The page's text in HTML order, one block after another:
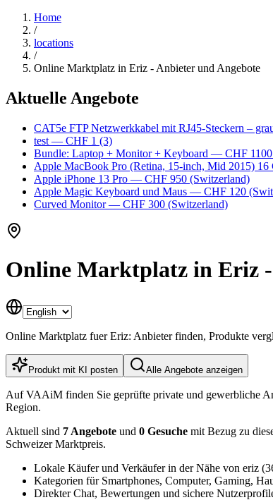
Home
/
locations
/
Online Marktplatz in Eriz - Anbieter und Angebote
Aktuelle Angebote
CAT5e FTP Netzwerkkabel mit RJ45-Steckern –
test — CHF 1 (3)
Bundle: Laptop + Monitor + Keyboard — CHF 1100
Apple MacBook Pro (Retina, 15-inch, Mid 2015)
Apple iPhone 13 Pro — CHF 950 (Switzerland)
Apple Magic Keyboard und Maus — CHF 120
Curved Monitor— CHF 300 (Switzerland)
Online Marktplatz in Eriz
Online Marktplatz fuer Eriz: Anbieter finden, Produkte
Produkt mit KI posten Alle Angebote anzeigen
Auf VAAiM finden Sie geprüfte private und gewerbliche
Region.
Aktuell sind 7 Angebote und 0 Gesuche mit Bezug zu
Schweizer Marktpreis.
Lokale Käufer und Verkäufer in der Nähe von eriz
Kategorien für Smartphones, Computer, Gaming,
Direkter Chat, Bewertungen und sichere